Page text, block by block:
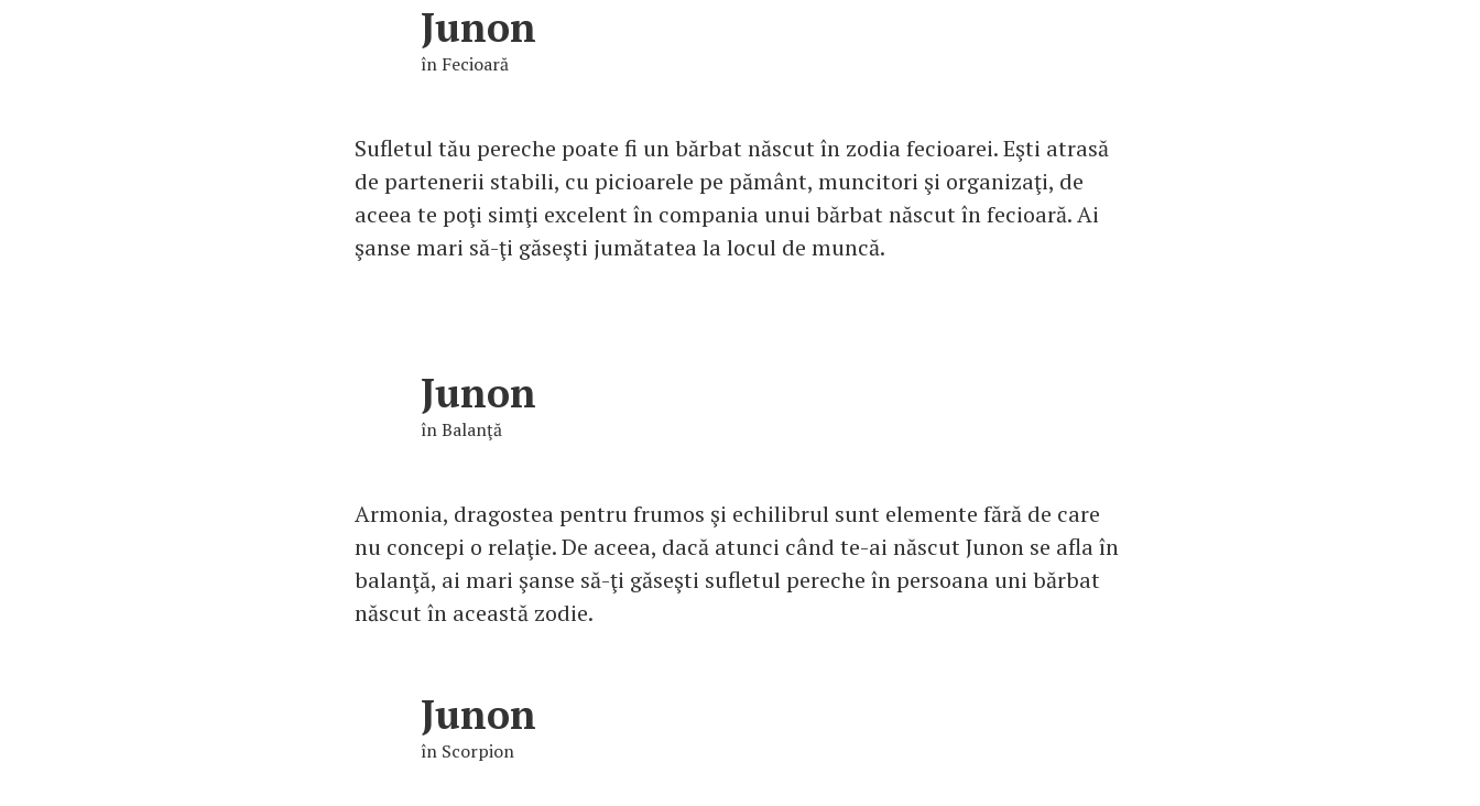
Junon
în Fecioară
Sufletul tău pereche poate fi un bărbat născut în zodia fecioarei. Eşti atrasă
de partenerii stabili, cu picioarele pe pământ, muncitori şi organizaţi, de
aceea te poţi simţi excelent în compania unui bărbat născut în fecioară. Ai
şanse mari să-ţi găseşti jumătatea la locul de muncă.
Junon
în Balanţă
Armonia, dragostea pentru frumos şi echilibrul sunt elemente fără de care
nu concepi o relaţie. De aceea, dacă atunci când te-ai născut Junon se afla în
balanţă, ai mari şanse să-ţi găseşti sufletul pereche în persoana uni bărbat
născut în această zodie.
Junon
în Scorpion